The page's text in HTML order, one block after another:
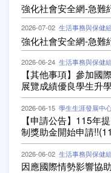
強化社會安全網-急難
2026-07-02 生活事務與保健組
強化社會安全網-急難
2026-06-24 生活事務與保健組
【其他事項】參加國
展覽成績優良學生升
2026-06-15 學生生涯發展中
【申請公告】115年
制獎助金開始申請
2026-06-02 生活事務與保健組
因應國際情勢影響協